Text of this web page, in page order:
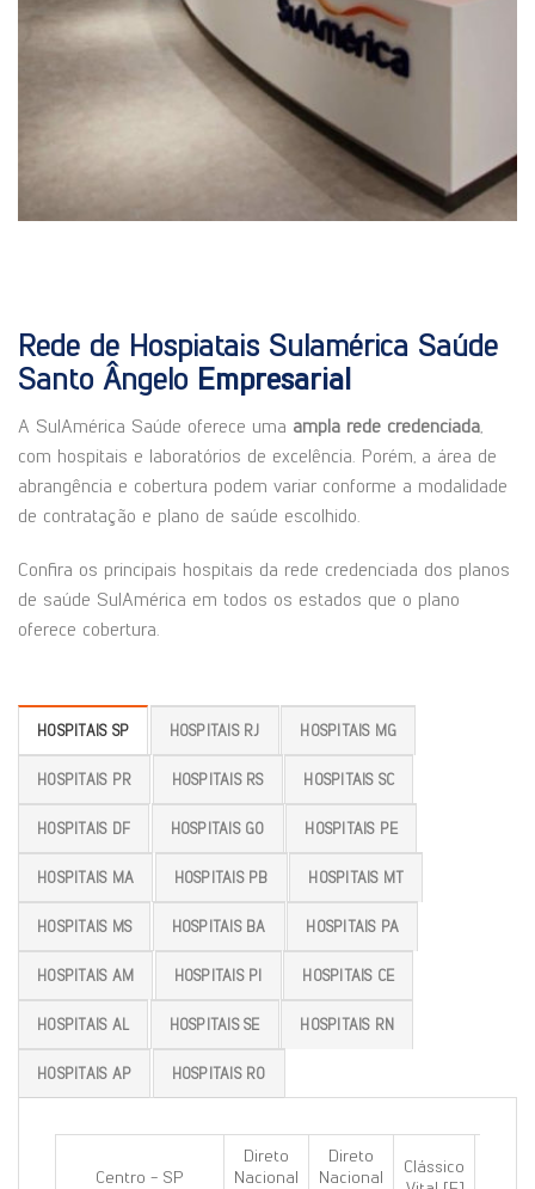
Rede de Hospiatais Sulamérica Saúde
Santo Ângelo Empresarial
A SulAmérica Saúde oferece uma ampla rede credenciada
com hospitais e laboratórios de excelência. Porém, a área de
abrangência e cobertura podem variar conforme a modalidade
de contratação e plano de saúde escolhido.
Confira os principais hospitais da rede credenciada dos planos
de saúde SulAmérica em todos os estados que o plano
oferece cobertura.
HOSPITAIS SP HOSPITAIS RJ HOSPITAIS MG
HOSPITAIS PR HOSPITAIS RS HOSPITAIS SC
HOSPITAIS DF HOSPITAIS GO HOSPITAIS PE
HOSPITAIS MA HOSPITAIS PB HOSPITAIS MT
HOSPITAIS MS HOSPITAIS BA HOSPITAIS PA
HOSPITAIS AM HOSPITAIS PI HOSPITAIS CE
HOSPITAIS AL HOSPITAIS SE HOSPITAIS RN
HOSPITAIS AP HOSPITAIS RO
Centro - SP
Direto
Nacional
Direto
Nacional
Clássico